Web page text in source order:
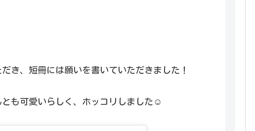
き、短冊には願いを書いていただきました！
も可愛いらしく、ホッコリしました☺️